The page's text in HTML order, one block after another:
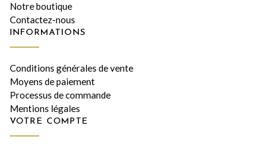
Notre boutique
Contactez-nous
INFORMATIONS
Conditions générales de vente
Moyens de paiement
Processus de commande
Mentions légales
VOTRE COMPTE